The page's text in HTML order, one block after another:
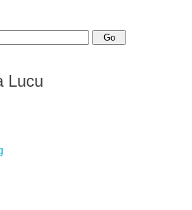
Lucu